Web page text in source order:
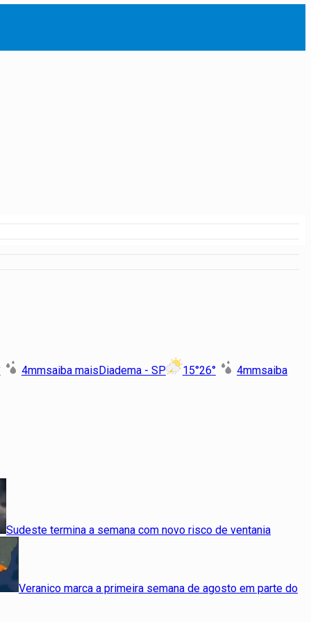
4mmsaiba mais Diadema - SP 15°26° 4mmsaiba
Sudeste termina a semana com novo risco de ventania
Veranico marca a primeira semana de agosto em parte do